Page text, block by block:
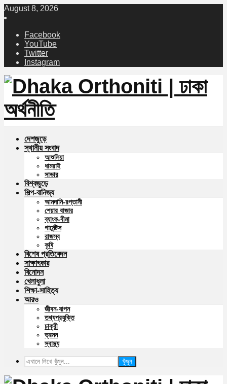
August 8, 2026
Facebook
YouTube
Twitter
Instagram
দেশজুড়ে
স্থানীয় সংবাদ
আশুলিয়া
ধামরাই
সাভার
বিশ্বজুড়ে
শিল্প-বানিজ্য
আমদানি-রপ্তানী
শেয়ার বাজার
ব্যাংক-বীমা
গার্মেন্টস
রাজস্ব
কৃষি
বিশেষ প্রতিবেদন
সাক্ষাৎকার
বিনোদন
খেলাধুলা
শিক্ষা-সাহিত্য
আরও
জীবন-যাপন
তথ্যপ্রযুক্তি
চাকুরী
ভ্রমন
স্বাস্থ্য
খুঁজুন